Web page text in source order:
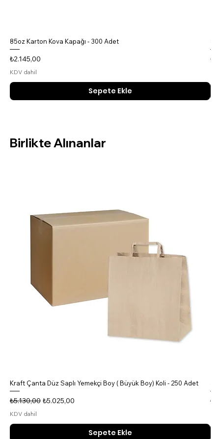
85oz Karton Kova Kapağı - 300 Adet
Fiyat
₺2.145,00
KDV dahil
Sepete Ekle
Birlikte Alınanlar
Kraft Çanta Düz Saplı Yemekçi Boy ( Büyük Boy) Koli - 250 Adet
Normal Fiyat
₺5.130,00 İndirimli Fiyat
₺5.025,00
KDV dahil
Sepete Ekle